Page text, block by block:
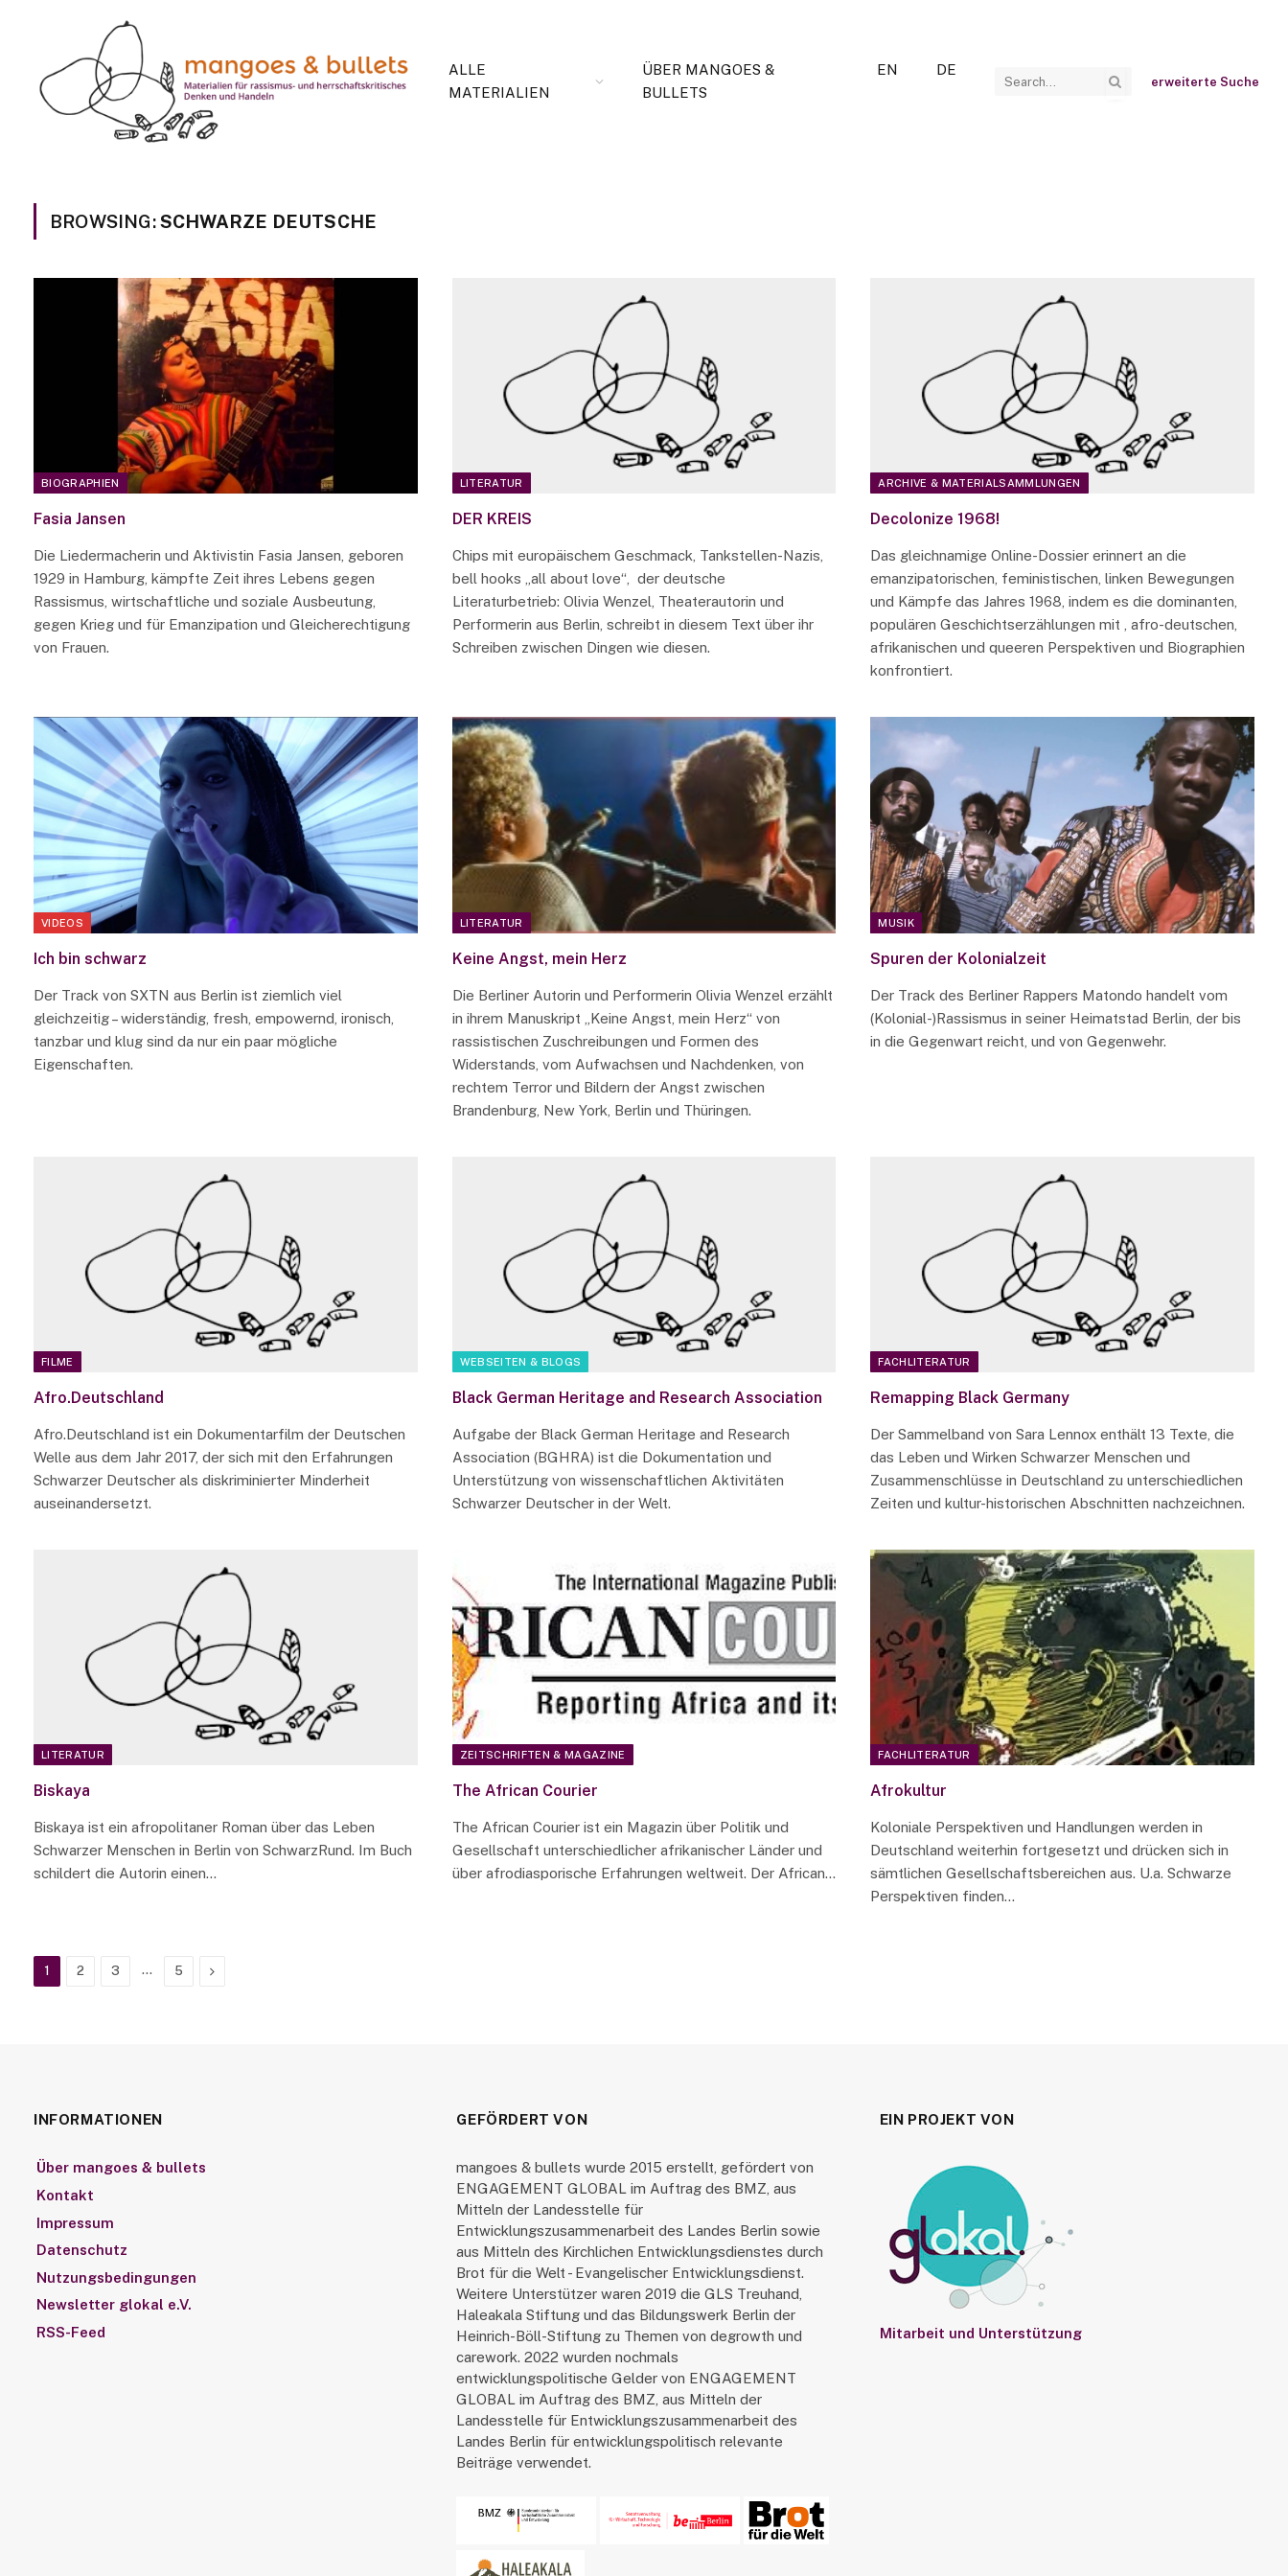
ALLE
MATERIALIEN
ÜBER MANGOES &
BULLETS
EN DE
erweiterte Suche
BROWSING:SCHWARZE DEUTSCHE
BIOGRAPHIEN
Fasia Jansen
Die Liedermacherin und Aktivistin Fasia Jansen, geboren
1929 in Hamburg, kämpfte Zeit ihres Lebens gegen
Rassismus, wirtschaftliche und soziale Ausbeutung,
gegen Krieg und für Emanzipation und Gleicherechtigung
von Frauen.
LITERATUR
DER KREIS
Chips mit europäischem Geschmack, Tankstellen-Nazis,
bell hooks „all about love“, der deutsche
Literaturbetrieb: Olivia Wenzel, Theaterautorin und
Performerin aus Berlin, schreibt in diesem Text über ihr
Schreiben zwischen Dingen wie diesen.
ARCHIVE & MATERIALSAMMLUNGEN
Decolonize 1968!
Das gleichnamige Online-Dossier erinnert an die
emanzipatorischen, feministischen, linken Bewegungen
und Kämpfe das Jahres 1968, indem es die dominanten,
populären Geschichtserzählungen mit , afro-deutschen,
afrikanischen und queeren Perspektiven und Biographien
konfrontiert.
VIDEOS
Ich bin schwarz
Der Track von SXTN aus Berlin ist ziemlich viel
gleichzeitig – widerständig, fresh, empowernd, ironisch,
tanzbar und klug sind da nur ein paar mögliche
Eigenschaften.
LITERATUR
Keine Angst, mein Herz
Die Berliner Autorin und Performerin Olivia Wenzel erzählt
in ihrem Manuskript „Keine Angst, mein Herz“ von
rassistischen Zuschreibungen und Formen des
Widerstands, vom Aufwachsen und Nachdenken, von
rechtem Terror und Bildern der Angst zwischen
Brandenburg, New York, Berlin und Thüringen.
MUSIK
Spuren der Kolonialzeit
Der Track des Berliner Rappers Matondo handelt vom
(Kolonial-)Rassismus in seiner Heimatstad Berlin, der bis
in die Gegenwart reicht, und von Gegenwehr.
FILME
Afro.Deutschland
Afro.Deutschland ist ein Dokumentarfilm der Deutschen
Welle aus dem Jahr 2017, der sich mit den Erfahrungen
Schwarzer Deutscher als diskriminierter Minderheit
auseinandersetzt.
WEBSEITEN & BLOGS
Black German Heritage and Research Association
Aufgabe der Black German Heritage and Research
Association (BGHRA) ist die Dokumentation und
Unterstützung von wissenschaftlichen Aktivitäten
Schwarzer Deutscher in der Welt.
FACHLITERATUR
Remapping Black Germany
Der Sammelband von Sara Lennox enthält 13 Texte, die
das Leben und Wirken Schwarzer Menschen und
Zusammenschlüsse in Deutschland zu unterschiedlichen
Zeiten und kultur-historischen Abschnitten nachzeichnen.
LITERATUR
Biskaya
Biskaya ist ein afropolitaner Roman über das Leben
Schwarzer Menschen in Berlin von SchwarzRund. Im Buch
schildert die Autorin einen…
ZEITSCHRIFTEN & MAGAZINE
The African Courier
The African Courier ist ein Magazin über Politik und
Gesellschaft unterschiedlicher afrikanischer Länder und
über afrodiasporische Erfahrungen weltweit. Der African…
FACHLITERATUR
Afrokultur
Koloniale Perspektiven und Handlungen werden in
Deutschland weiterhin fortgesetzt und drücken sich in
sämtlichen Gesellschaftsbereichen aus. U.a. Schwarze
Perspektiven finden…
1 2 3 … 5 Next
INFORMATIONEN
Über mangoes & bullets
Kontakt
Impressum
Datenschutz
Nutzungsbedingungen
Newsletter glokal e.V.
RSS-Feed
GEFÖRDERT VON
mangoes & bullets wurde 2015 erstellt, gefördert von
ENGAGEMENT GLOBAL im Auftrag des BMZ, aus
Mitteln der Landesstelle für
Entwicklungszusammenarbeit des Landes Berlin sowie
aus Mitteln des Kirchlichen Entwicklungsdienstes durch
Brot für die Welt - Evangelischer Entwicklungsdienst.
Weitere Unterstützer waren 2019 die GLS Treuhand,
Haleakala Stiftung und das Bildungswerk Berlin der
Heinrich-Böll-Stiftung zu Themen von degrowth und
carework. 2022 wurden nochmals
entwicklungspolitische Gelder von ENGAGEMENT
GLOBAL im Auftrag des BMZ, aus Mitteln der
Landesstelle für Entwicklungszusammenarbeit des
Landes Berlin für entwicklungspolitisch relevante
Beiträge verwendet.
EIN PROJEKT VON
Mitarbeit und Unterstützung